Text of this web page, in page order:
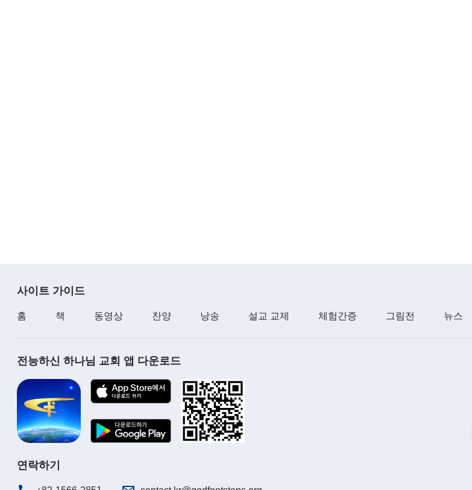
사이트 가이드
홈 책 동영상 찬양 낭송 설교 교제 체험간증 그림전 뉴스
전능하신 하나님 교회 앱 다운로드
연락하기